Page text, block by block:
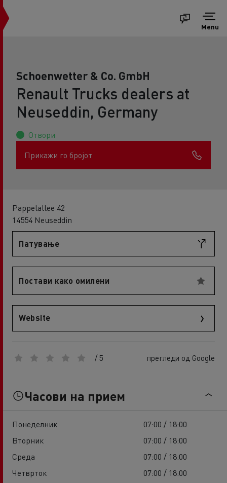
Menu
Schoenwetter & Co. GmbH
Renault Trucks dealers at
Neuseddin, Germany
Отвори
Прикажи го бројот
Pappelallee 42
14554 Neuseddin
Патување
Постави како омилени
Website
/ 5 прегледи од Google
Часови на прием
Понеделник
07:00 / 18:00
Вторник
07:00 / 18:00
Среда
07:00 / 18:00
Четврток
07:00 / 18:00